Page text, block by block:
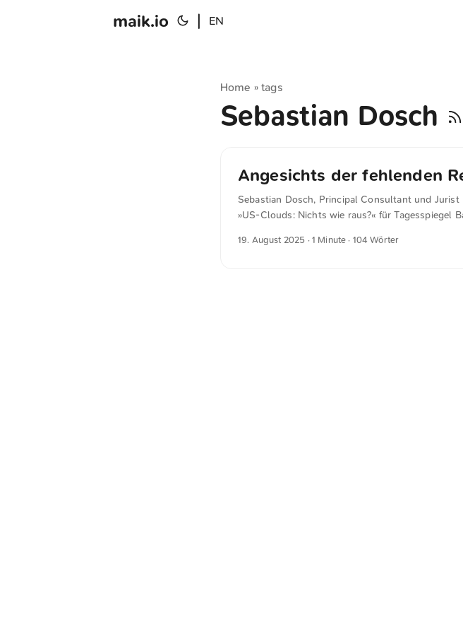
maik.io EN
Home »tags
Sebastian Dosch
Angesichts der fehlenden
Sebastian Dosch, Principal Consultant und
»US-Clouds: Nichts wie raus?« für Tagesspiegel
Hauptargument ist ja Datenschutzkontinuität
19. August 2025 · 1 Minute · 104 Wörter